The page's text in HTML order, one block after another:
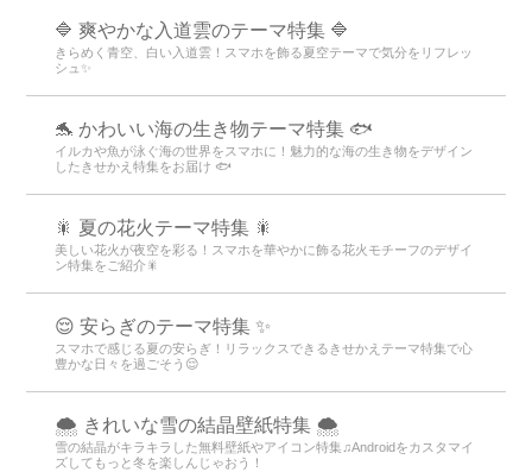
🔷 爽やかな入道雲のテーマ特集 🔷
きらめく青空、白い入道雲！スマホを飾る夏空テーマで気分をリフレッ
シュ✨
🐬 かわいい海の生き物テーマ特集 🐟
イルカや魚が泳ぐ海の世界をスマホに！魅力的な海の生き物をデザイン
したきせかえ特集をお届け 🐟
🎇 夏の花火テーマ特集 🎇
美しい花火が夜空を彩る！スマホを華やかに飾る花火モチーフのデザイ
ン特集をご紹介🎇
😌 安らぎのテーマ特集 ✨
スマホで感じる夏の安らぎ！リラックスできるきせかえテーマ特集で心
豊かな日々を過ごそう😌
🌨 きれいな雪の結晶壁紙特集 🌨
雪の結晶がキラキラした無料壁紙やアイコン特集♫Androidをカスタマイ
ズしてもっと冬を楽しんじゃおう！